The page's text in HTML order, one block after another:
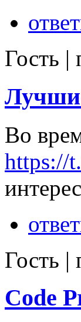
Гость |
Во
https://
Гость |
Code